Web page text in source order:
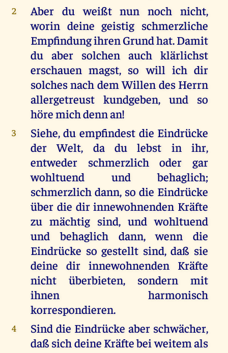
2
Aber du weißt nun noch nicht,
worin deine geistig schmerzliche
Empfindung ihren Grund hat. Damit
du aber solchen auch klärlichst
erschauen magst, so will ich dir
solches nach dem Willen des Herrn
allergetreust kundgeben, und so
höre mich denn an!
3
Siehe, du empfindest die Eindrücke
der Welt, da du lebst in ihr,
entweder schmerzlich oder gar
wohltuend und behaglich;
schmerzlich dann, so die Eindrücke
über die dir innewohnenden Kräfte
zu mächtig sind, und wohltuend
und behaglich dann, wenn die
Eindrücke so gestellt sind, daß sie
deine dir innewohnenden Kräfte
nicht überbieten, sondern mit
ihnen harmonisch
korrespondieren.
4
Sind die Eindrücke aber schwächer,
daß sich deine Kräfte bei weitem als